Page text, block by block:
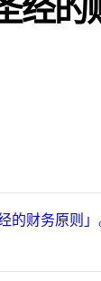
经的
的财务原则